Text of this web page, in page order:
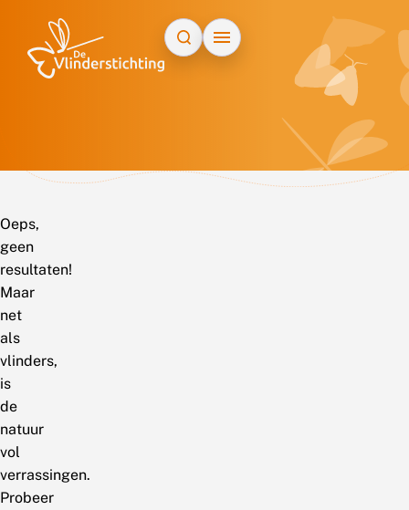
Oeps,
geen
resultaten!
Maar
net
als
vlinders,
is
de
natuur
vol
verrassingen.
Probeer